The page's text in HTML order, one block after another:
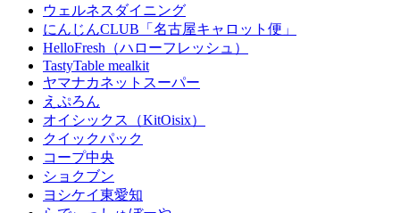
ウェルネスダイニング
にんじんCLUB「名古屋キャロット便」
HelloFresh（ハローフレッシュ）
TastyTable mealkit
ヤマナカネットスーパー
えぷろん
オイシックス（KitOisix）
クイックパック
コープ中央
ショクブン
ヨシケイ東愛知